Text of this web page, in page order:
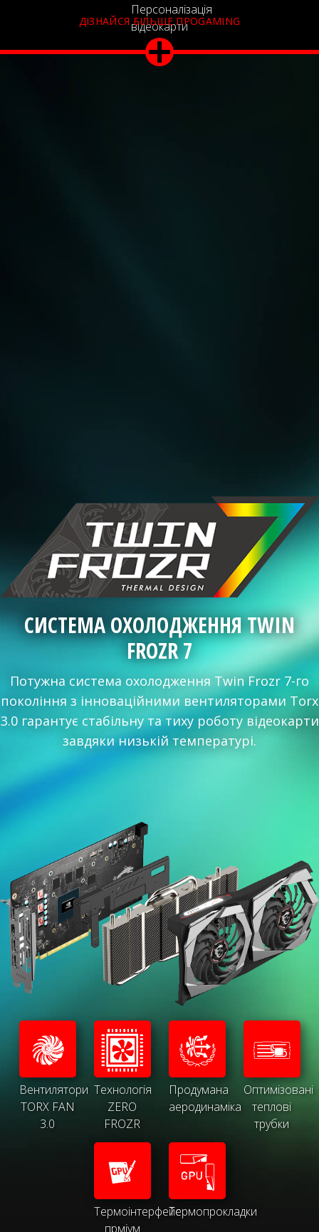
Персоналізація
відеокарти
ДІЗНАЙСЯ БІЛЬШЕ ПРОGAMING
СИСТЕМА ОХОЛОДЖЕННЯ TWIN
FROZR 7
Потужна система охолодження Twin Frozr 7-го
покоління з інноваційними вентиляторами Torx
3.0 гарантує стабільну та тиху роботу відеокарти
завдяки низькій температурі.
Вентилятори
TORX FAN
3.0
Технологія
ZERO
FROZR
Продумана
аеродинаміка
Оптимізовані
теплові
трубки
Термоінтерфейс
прміум
Термопрокладки